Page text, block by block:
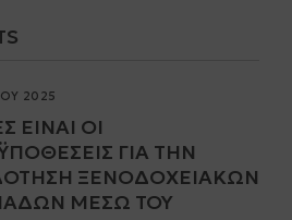
2025
ΕΊΝΑΙ ΟΙ
ΓΙΑ ΤΗΝ
ΞΕΝΟΔΟΧΕΙΑΚΏΝ
ΜΈΣΩ ΤΟΥ